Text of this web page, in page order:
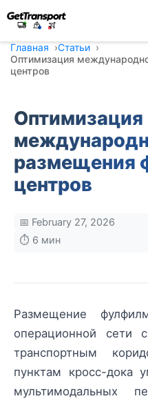
Главная
Статьи
Оптимизация
центров
Оптимизация
размещения
центров
📅 February 27, 2026
⏱️ 6 мин
Размещение
операционной сети
транспортным
пунктам кросс-дока
мультимодальных